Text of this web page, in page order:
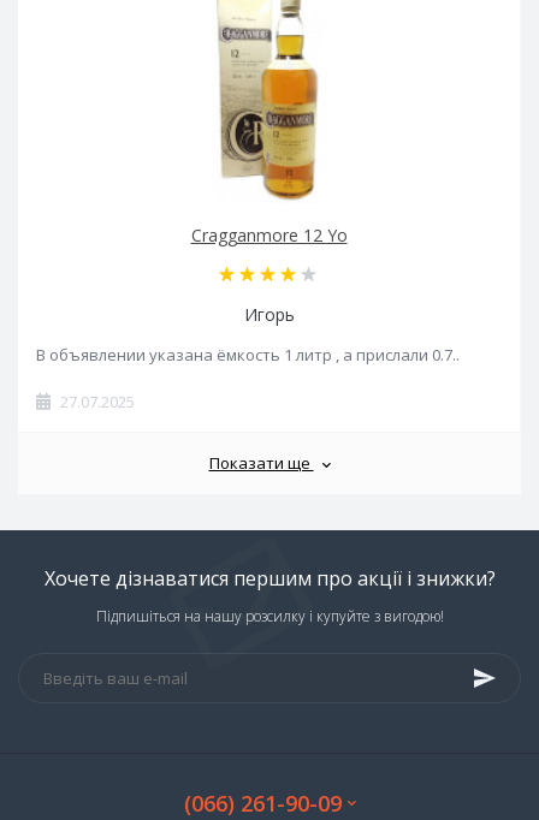
Cragganmore 12 Yo
Игорь
В объявлении указана ёмкость 1 литр , а прислали 0.7..
27.07.2025
Показати ще
Хочете дізнаватися першим про акції і знижки?
Підпишіться на нашу розсилку і купуйте з вигодою!
(066) 261-90-09